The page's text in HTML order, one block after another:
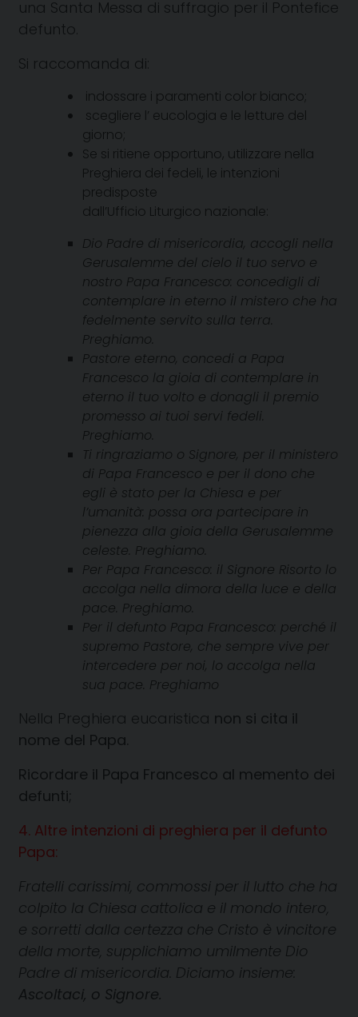
una Santa Messa di suffragio per il Pontefice
defunto.
Si raccomanda di:
indossare i paramenti color bianco;
scegliere l’ eucologia e le letture del
giorno;
Se si ritiene opportuno, utilizzare nella
Preghiera dei fedeli, le intenzioni
predisposte
dall’Ufficio Liturgico nazionale:
Dio Padre di misericordia, accogli nella
Gerusalemme del cielo il tuo servo e
nostro Papa Francesco: concedigli di
contemplare in eterno il mistero che ha
fedelmente servito sulla terra.
Preghiamo.
Pastore eterno, concedi a Papa
Francesco la gioia di contemplare in
eterno il tuo volto e donagli il premio
promesso ai tuoi servi fedeli.
Preghiamo.
Ti ringraziamo o Signore, per il ministero
di Papa Francesco e per il dono che
egli è stato per la Chiesa e per
l’umanità: possa ora partecipare in
pienezza alla gioia della Gerusalemme
celeste. Preghiamo.
Per Papa Francesco: il Signore Risorto lo
accolga nella dimora della luce e della
pace. Preghiamo.
Per il defunto Papa Francesco: perché il
supremo Pastore, che sempre vive per
intercedere per noi, lo accolga nella
sua pace. Preghiamo
Nella Preghiera eucaristica non si cita il
nome del Papa.
Ricordare il Papa Francesco al memento dei
defunti;
4. Altre intenzioni di preghiera per il defunto
Papa:
Fratelli carissimi, commossi per il lutto che ha
colpito la Chiesa cattolica e il mondo intero,
e sorretti dalla certezza che Cristo è vincitore
della morte, supplichiamo umilmente Dio
Padre di misericordia. Diciamo insieme:
Ascoltaci, o Signore.